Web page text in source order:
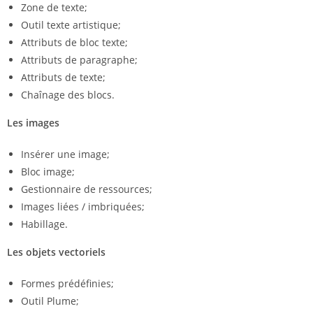
Zone de texte;
Outil texte artistique;
Attributs de bloc texte;
Attributs de paragraphe;
Attributs de texte;
Chaînage des blocs.
Les images
Insérer une image;
Bloc image;
Gestionnaire de ressources;
Images liées / imbriquées;
Habillage.
Les objets vectoriels
Formes prédéfinies;
Outil Plume;